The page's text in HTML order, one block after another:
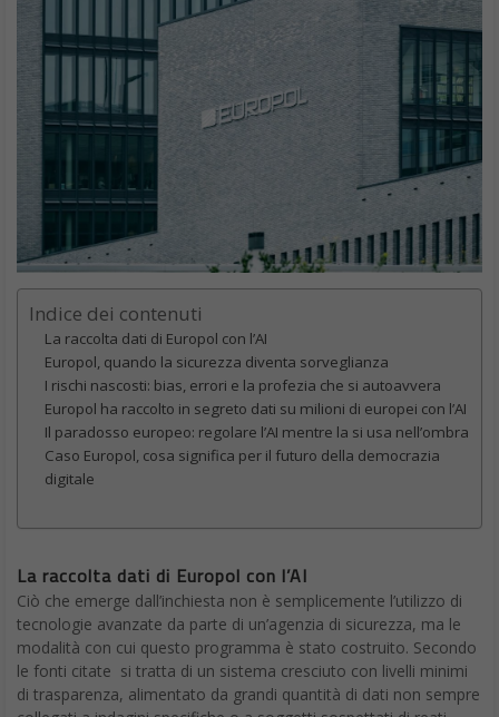
Indice dei contenuti
La raccolta dati di Europol con l’AI
Europol, quando la sicurezza diventa sorveglianza
I rischi nascosti: bias, errori e la profezia che si autoavvera
Europol ha raccolto in segreto dati su milioni di europei con l’AI
Il paradosso europeo: regolare l’AI mentre la si usa nell’ombra
Caso Europol, cosa significa per il futuro della democrazia
digitale
La raccolta dati di Europol con l’AI
Ciò che emerge dall’inchiesta non è semplicemente l’utilizzo di
tecnologie avanzate da parte di un’agenzia di sicurezza, ma le
modalità con cui questo programma è stato costruito. Secondo
le fonti citate si tratta di un sistema cresciuto con livelli minimi
di trasparenza, alimentato da grandi quantità di dati non sempre